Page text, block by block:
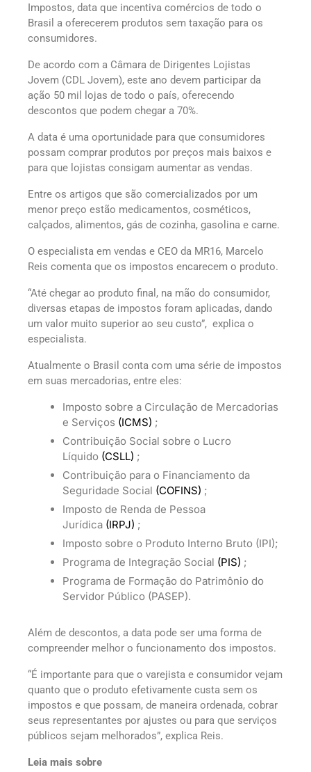
Impostos, data que incentiva comércios de todo o
Brasil a oferecerem produtos sem taxação para os
consumidores.
De acordo com a Câmara de Dirigentes Lojistas
Jovem (CDL Jovem), este ano devem participar da
ação 50 mil lojas de todo o país, oferecendo
descontos que podem chegar a 70%.
A data é uma oportunidade para que consumidores
possam comprar produtos por preços mais baixos e
para que lojistas consigam aumentar as vendas.
Entre os artigos que são comercializados por um
menor preço estão medicamentos, cosméticos,
calçados, alimentos, gás de cozinha, gasolina e carne.
O especialista em vendas e CEO da MR16, Marcelo
Reis comenta que os impostos encarecem o produto.
“Até chegar ao produto final, na mão do consumidor,
diversas etapas de impostos foram aplicadas, dando
um valor muito superior ao seu custo”, explica o
especialista.
Atualmente o Brasil conta com uma série de impostos
em suas mercadorias, entre eles:
Imposto sobre a Circulação de Mercadorias
e Serviços (ICMS) ;
Contribuição Social sobre o Lucro
Líquido (CSLL) ;
Contribuição para o Financiamento da
Seguridade Social (COFINS) ;
Imposto de Renda de Pessoa
Jurídica (IRPJ) ;
Imposto sobre o Produto Interno Bruto (IPI);
Programa de Integração Social (PIS) ;
Programa de Formação do Patrimônio do
Servidor Público (PASEP).
Além de descontos, a data pode ser uma forma de
compreender melhor o funcionamento dos impostos.
“É importante para que o varejista e consumidor vejam
quanto que o produto efetivamente custa sem os
impostos e que possam, de maneira ordenada, cobrar
seus representantes por ajustes ou para que serviços
públicos sejam melhorados”, explica Reis.
Leia mais sobre